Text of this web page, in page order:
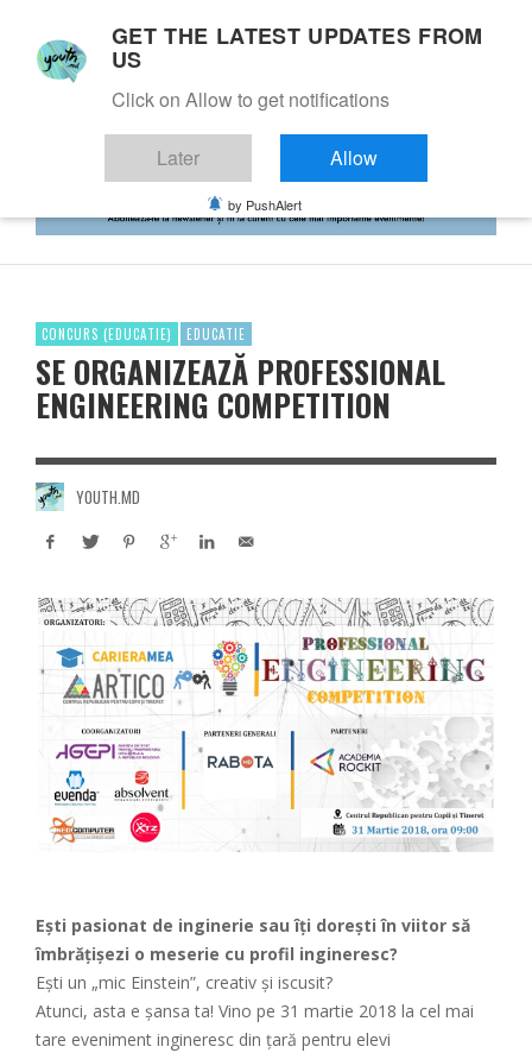
CONCURS (EDUCATIE) EDUCATIE
SE ORGANIZEAZĂ PROFESSIONAL
ENGINEERING COMPETITION
YOUTH.MD
Ești pasionat de inginerie sau îți dorești în viitor să
îmbrățișezi o meserie cu profil ingineresc?
Ești un „mic Einstein”, creativ și iscusit?
Atunci, asta e șansa ta! Vino pe 31 martie 2018 la cel mai
tare eveniment ingineresc din țară pentru elevi
GET THE LATEST UPDATES FROM
US
Click on Allow to get notifications
Later Allow
by PushAlert